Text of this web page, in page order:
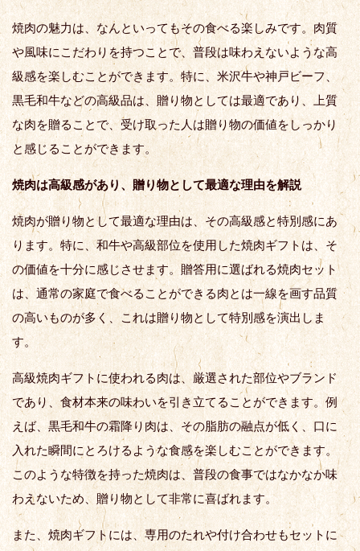
焼肉の魅力は、なんといってもその食べる楽しみです。肉質
や風味にこだわりを持つことで、普段は味わえないような高
級感を楽しむことができます。特に、米沢牛や神戸ビーフ、
黒毛和牛などの高級品は、贈り物としては最適であり、上質
な肉を贈ることで、受け取った人は贈り物の価値をしっかり
と感じることができます。
焼肉は高級感があり、贈り物として最適な理由を解説
焼肉が贈り物として最適な理由は、その高級感と特別感にあ
ります。特に、和牛や高級部位を使用した焼肉ギフトは、そ
の価値を十分に感じさせます。贈答用に選ばれる焼肉セット
は、通常の家庭で食べることができる肉とは一線を画す品質
の高いものが多く、これは贈り物として特別感を演出しま
す。
高級焼肉ギフトに使われる肉は、厳選された部位やブランド
であり、食材本来の味わいを引き立てることができます。例
えば、黒毛和牛の霜降り肉は、その脂肪の融点が低く、口に
入れた瞬間にとろけるような食感を楽しむことができます。
このような特徴を持った焼肉は、普段の食事ではなかなか味
わえないため、贈り物として非常に喜ばれます。
また、焼肉ギフトには、専用のたれや付け合わせもセットに